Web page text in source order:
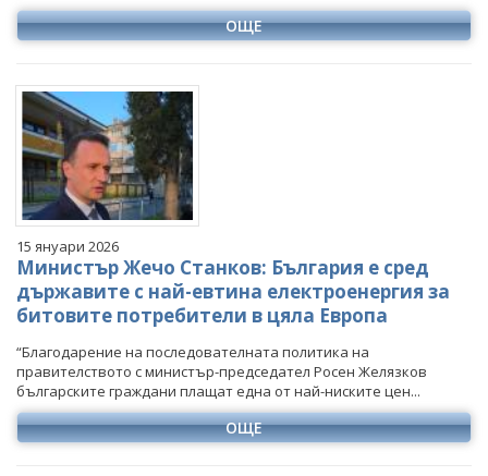
ОЩЕ
15 януари 2026
Министър Жечо Станков: България е сред
държавите с най-евтина електроенергия за
битовите потребители в цяла Европа
“Благодарение на последователната политика на
правителството с министър-председател Росен Желязков
българските граждани плащат една от най-ниските цен...
ОЩЕ